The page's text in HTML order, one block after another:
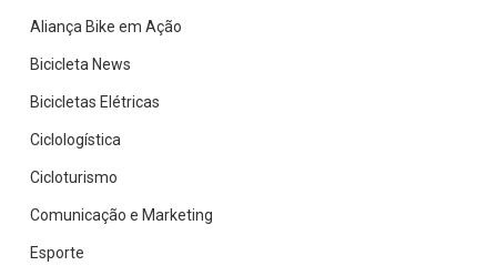
Aliança Bike em Ação
Bicicleta News
Bicicletas Elétricas
Ciclologística
Cicloturismo
Comunicação e Marketing
Esporte